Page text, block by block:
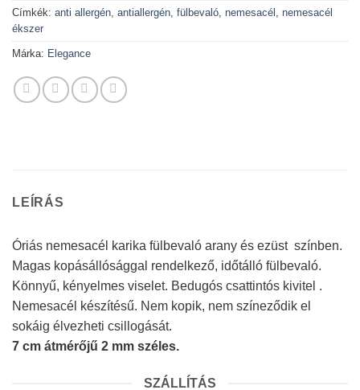
Címkék: anti allergén, antiallergén, fülbevaló, nemesacél , nemesacél
ékszer
Márka: Elegance
LEÍRÁS
Óriás nemesacél karika fülbevaló arany és ezüst színben.
Magas kopásállósággal rendelkező, időtálló fülbevaló.
Könnyű, kényelmes viselet. Bedugós csattintós kivitel .
Nemesacél készítésű. Nem kopik, nem színeződik el
sokáig élvezheti csillogását.
7 cm átmérőjű 2 mm széles.
SZÁLLÍTÁS